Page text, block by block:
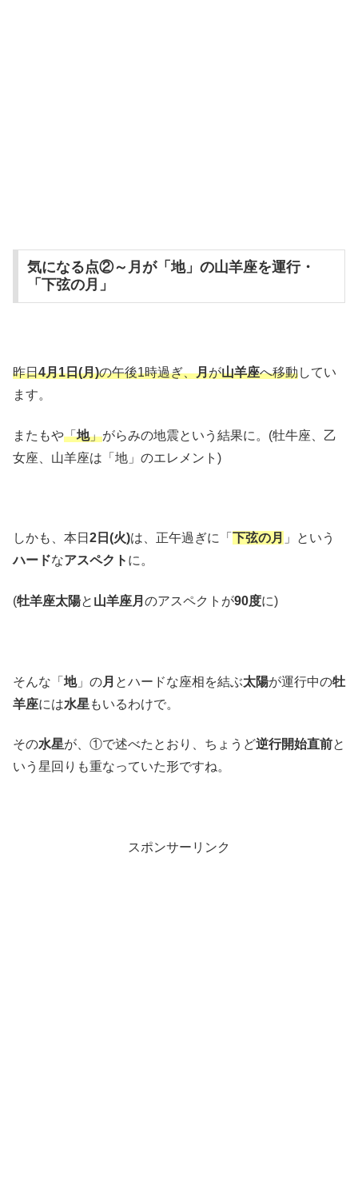
気になる点②～月が「地」の山羊座を運行・
「下弦の月」
昨日4月1日(月)の午後1時過ぎ、月が山羊座へ移動してい
ます。
またもや「地」がらみの地震という結果に。(牡牛座、乙
女座、山羊座は「地」のエレメント)
しかも、本日 2日(火)は、正午過ぎに「 下弦の月 」という
ハードなアスペクト に。
(牡羊座太陽と 山羊座月 のアスペクトが90度に)
そんな「 地」の月 とハードな座相を結ぶ太陽が運行中の牡
羊座には水星 もいるわけで。
その水星が、①で述べたとおり、ちょうど逆行開始直前と
いう星回りも重なっていた形ですね。
スポンサーリンク